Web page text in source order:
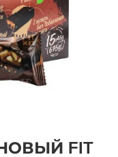
FIT